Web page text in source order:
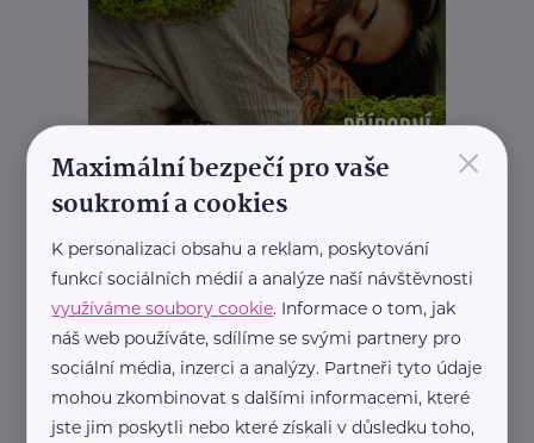
REKLAMA
×
Maximální bezpečí pro vaše
soukromí a cookies
K personalizaci obsahu a reklam, poskytování
funkcí sociálních médií a analýze naší návštěvnosti
využíváme soubory cookie. Informace o tom, jak
náš web používáte, sdílíme se svými partnery pro
sociální média, inzerci a analýzy. Partneři tyto údaje
mohou zkombinovat s dalšími informacemi, které
jste jim poskytli nebo které získali v důsledku toho,